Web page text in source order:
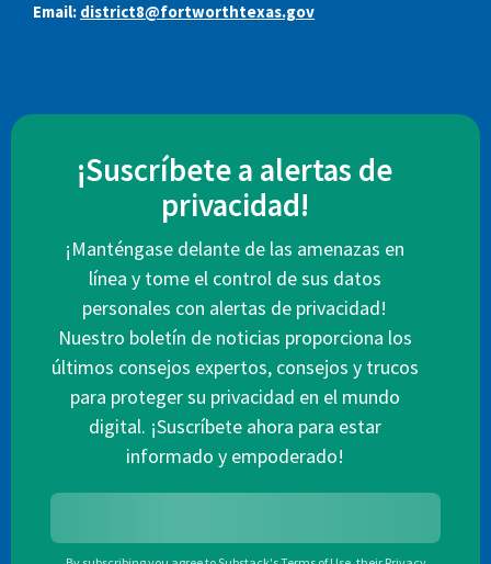
Email: district8@fortworthtexas.gov
¡Suscríbete a alertas de
privacidad!
¡Manténgase delante de las amenazas en
línea y tome el control de sus datos
personales con alertas de privacidad!
Nuestro boletín de noticias proporciona los
últimos consejos expertos, consejos y trucos
para proteger su privacidad en el mundo
digital. ¡Suscríbete ahora para estar
informado y empoderado!